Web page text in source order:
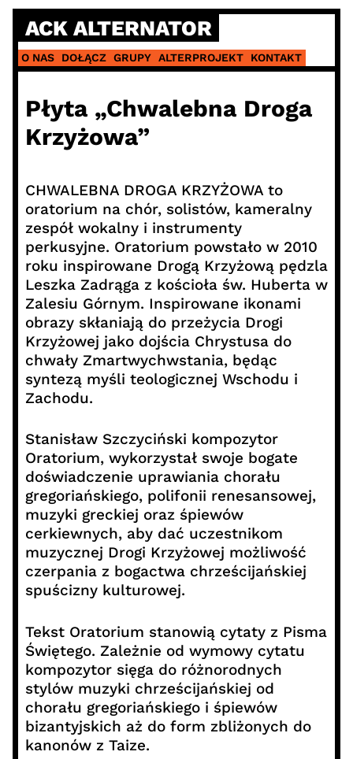
Skip
content
ACK ALTERNATOR
O NAS DOŁĄCZ GRUPY ALTERPROJEKT KONTAKT
Płyta „Chwalebna Droga
Krzyżowa”
CHWALEBNA DROGA KRZYŻOWA to
oratorium na chór, solistów, kameralny
zespół wokalny i instrumenty
perkusyjne. Oratorium powstało w 2010
roku inspirowane Drogą Krzyżową pędzla
Leszka Zadrąga z kościoła św. Huberta w
Zalesiu Górnym. Inspirowane ikonami
obrazy skłaniają do przeżycia Drogi
Krzyżowej jako dojścia Chrystusa do
chwały Zmartwychwstania, będąc
syntezą myśli teologicznej Wschodu i
Zachodu.
Stanisław Szczyciński kompozytor
Oratorium, wykorzystał swoje bogate
doświadczenie uprawiania chorału
gregoriańskiego, polifonii renesansowej,
muzyki greckiej oraz śpiewów
cerkiewnych, aby dać uczestnikom
muzycznej Drogi Krzyżowej możliwość
czerpania z bogactwa chrześcijańskiej
spuścizny kulturowej.
Tekst Oratorium stanowią cytaty z Pisma
Świętego. Zależnie od wymowy cytatu
kompozytor sięga do różnorodnych
stylów muzyki chrześcijańskiej od
chorału gregoriańskiego i śpiewów
bizantyjskich aż do form zbliżonych do
kanonów z Taize.